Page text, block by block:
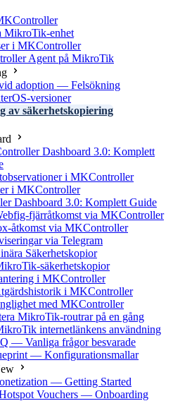
MikroTik-enhet
i MKController
Agent på MikroTik
adoption — Felsökning
versioner
av säkerhetskopiering
Dashboard 3.0: Komplett
i MKController
i MKController
Dashboard 3.0: Komplett Guide
fjärråtkomst via MKController
åtkomst via MKController
via Telegram
Säkerhetskopior
säkerhetskopior
i MKController
i MKController
med MKController
MikroTik-routrar på en gång
internetlänkens användning
— Vanliga frågor besvarade
— Konfigurationsmallar
— Getting Started
Vouchers — Onboarding